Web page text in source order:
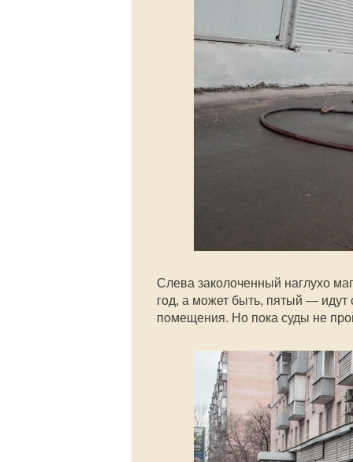
Слева заколоченный наглухо
год, а может быть, пятый — идут
помещения. Но пока суды не